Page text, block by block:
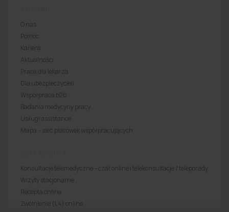
O nas
Pomoc
Kariera
Aktualności
Praca dla lekarza
Dla ubezpieczycieli
Współpraca b2b
Badania medycyny pracy
Usługi assistance
Mapa – sieć placówek współpracujących
Konsultacje telemedyczne – czat online i telekonsultacje / teleporady
Wizyty stacjonarne
Recepta online
Zwolnienie (L4) online